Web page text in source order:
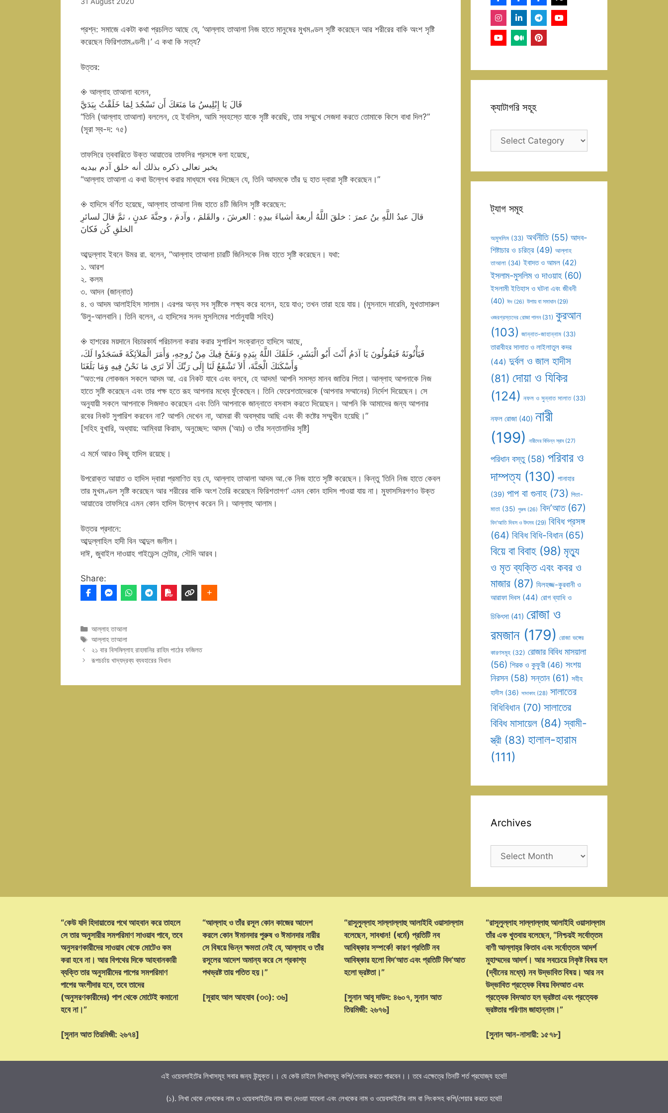
প্রশ্ন: সমাজে একটা কথা প্রচলিত আছে যে, ‘আল্লাহ তাআলা নিজ হাতে মানুষের মুখমণ্ডল সৃষ্টি করেছেন আর শরীরের বাকি অংশ সৃষ্টি
করেছেন ফিরিশতামণ্ডলী।’ এ কথা কি সত্য?
উত্তর:
◈ আল্লাহ তাআলা বলেন,
قَالَ يَا إِبْلِيسُ مَا مَنَعَكَ أَن تَسْجُدَ لِمَا خَلَقْتُ بِيَدَيَّ
“তিনি (আল্লাহ তাআলা) বললেন, হে ইবলিস, আমি স্বহস্তে যাকে সৃষ্টি করেছি, তার সম্মুখে সেজদা করতে তোমাকে কিসে বাধা দিল?”
(সূরা স্ব-দ: ৭৫)
তাফসিরে ত্ববারিতে উক্ত আয়াতের তাফসির প্রসঙ্গে বলা হয়েছে,
يخبر تعالى ذكره بذلك أنه خلق آدم بيديه
“আল্লাহ তাআলা এ কথা উল্লেখ করার মাধ্যমে খবর দিচ্ছেন যে, তিনি আদমকে তাঁর দু হাত দ্বারা সৃষ্টি করেছেন।”
◈ হাদিসে বর্ণিত হয়েছে, আল্লাহ তাআলা নিজ হাতে ৪টি জিনিস সৃষ্টি করেছেন:
قالَ عبدُ اللَّهِ بنُ عمرَ : خلقَ اللَّهُ أربعةَ أشياءَ بيدِهِ : العرشَ ، والقَلمَ ، وآدمَ ، وجنَّةَ عدنٍ ، ثمَّ قالَ لسائرِ
الخلقِ كُن فَكانَ
আব্দুল্লাহ ইবনে উমর রা. বলেন, “আল্লাহ তাআলা চারটি জিনিসকে নিজ হাতে সৃষ্টি করেছেন। যথা:
১. আরশ
২. কলম
৩. আদন (জান্নাত)
৪. ও আদম আলাইহিস সালাম। এরপর অন্য সব সৃষ্টিকে লক্ষ্য করে বলেন, হয়ে যাও; তখন তারা হয়ে যায়। (মুসনাদে দারেমি, মুখতাসারুল
‘উলু-আলবানি। তিনি বলেন, এ হাদিসের সনদ মুসলিমের শর্তানুযায়ী সহিহ)
◈ হাশরের ময়দানে বিচারকার্য পরিচালনা করার করার সুপারিশ সংক্রান্ত হাদিসে আছে,
فَيَأْتُونَهُ فَيَقُولُونَ يَا آدَمُ أَنْتَ أَبُو الْبَشَرِ، خَلَقَكَ اللَّهُ بِيَدِهِ وَنَفَخَ فِيكَ مِنْ رُوحِهِ، وَأَمَرَ الْمَلاَئِكَةَ فَسَجَدُوا لَكَ،
وَأَسْكَنَكَ الْجَنَّةَ، أَلاَ تَشْفَعُ لَنَا إِلَى رَبِّكَ أَلاَ تَرَى مَا نَحْنُ فِيهِ وَمَا بَلَغَنَا
“অত:পর লোকজন সকলে আদম আ. এর নিকট যাবে এবং বলবে, হে আদম! আপনি সমস্ত মানব জাতির পিতা। আল্লাহ আপনাকে নিজ
হাতে সৃষ্টি করেছেন এবং তার পক্ষ হতে রূহ আপনার মধ্যে ফুঁকেছেন। তিনি ফেরেশতাদেরকে (আপনার সম্মানের) নির্দেশ দিয়েছেন। সে
অনুযায়ী সকলে আপনাকে সিজদাও করেছেন এবং তিনি আপনাকে জান্নাতে বসবাস করতে দিয়েছেন। আপনি কি আমাদের জন্য আপনার
রবের নিকট সুপারিশ করবেন না? আপনি দেখেন না, আমরা কী অবস্থায় আছি এবং কী কষ্টের সম্মুখীন হয়েছি।”
[সহিহ বুখারি, অধ্যায়: আম্বিয়া কিরাম, অনুচ্ছেদ: ‎আদম (‘আঃ) ও তাঁর সন্তানাদির সৃষ্টি]
এ মর্মে আরও কিছু হাদিস রয়েছে।
উপরোক্ত আয়াত ও হাদিস দ্বারা প্রমাণিত হয় যে, আল্লাহ তাআলা আদম আ.কে নিজ হাতে সৃষ্টি করেছেন। কিন্তু ‘তিনি নিজ হাতে কেবল
তার মুখমণ্ডল সৃষ্টি করেছেন আর শরীরের বাকি অংশ তৈরি করেছেন ফিরিশতাগণ’ এমন কোন হাদিস পাওয়া যায় না। মুফাসসিরগণও উক্ত
আয়াতের তাফসিরে এমন কোন হাদিস উল্লেখ করেন নি। আল্লাহু আলাম।
উত্তর প্রদানে:
আব্দুল্লাহিল হাদী বিন আব্দুল জলীল।
দাঈ, জুবাইল দাওয়াহ গাইডেন্স সেন্টার, সৌদি আরব।
Share:
Categories
আল্লাহ তাআলা
Tags
আল্লাহ তাআলা
২১ বার বিসমিল্লাহ রাহমানির রাহিম পাঠের ফজিলত
রূপচর্চায় খাদ্যদ্রব্য ব্যবহারের বিধান
ক্যাটাগরি সহূহ
ক্যাটাগরি
ট্যাগ সমূহ
অমুসলিম (33) অর্থনীতি(55) আদব-
শিষ্টাচার ও চরিত্র(49) আল্লাহ
তাআলা (34) ইবাদত ও আমল (42)
ইসলাম-মুসলিম ও দাওয়াহ(60)
ইসলামী ইতিহাস ও ঘটনা এবং জীবনী
(40) ঈদ (26) উপায় বা সমাধান(29)
ওজরগ্রস্তদের রোজা পালন(31) কুরআন
(103) জান্নাত-জাহান্নাম (33)
তারাবীহর সালাত ও লাইলাতুল কদর
(44) দুর্বল ও জাল হাদীস
(81) দোয়া ও যিকির
(124) নফল ও সুন্নাত সালাত(33)
নফল রোজা (40) নারী
(199) নারীদের বিভিন্ন স্রাব(27)
পরিধান বস্তু(58) পরিবার ও
দাম্পত্য (130) পানাহার
(39) পাপ বা গুনাহ(73) পিতা-
মাতা (35) পুরুষ (26) বিদ’আত(67)
বিদ’আতি দিবস ও উৎসব (29) বিবিধ প্রসঙ্গ
(64) বিবিধ বিধি-বিধান(65)
বিয়ে বা বিবাহ (98) মৃত্যু
ও মৃত ব্যক্তি এবং কবর ও
মাজার (87) যিলহজ্জ-কুরবানী ও
আরাফা দিবস (44) রোগ ব্যাধি ও
চিকিৎসা (41) রোজা ও
রমজান(179) রোজা ভঙ্গের
কারণসমূহ (32) রোজার বিবিধ মাসয়ালা
(56) শিরক ও কুফুরী (46) সংশয়
নিরসন (58) সন্তান (61) সহীহ
হাদীস (36) সাদাকাহ (28) সালাতের
বিধিবিধান (70) সালাতের
বিবিধ মাসায়েল (84) স্বামী-
স্ত্রী (83) হালাল-হারাম
(111)
Archives
Archives
“কেউ যদি হিদায়াতের পথে আহবান করে তাহলে
সে তার অনুসারীর সমপরিমাণ সাওয়াব পাবে, তবে
অনুসরণকারীদের সাওয়াব থেকে মোটেও কম
করা হবে না। আর বিপথের দিকে আহবানকারী
ব্যক্তি তার অনুসারীদের পাপের সমপরিমাণ
পাপের অংশীদার হবে, তবে তাদের
(অনুসরণকারীদের) পাপ থেকে মোটেই কমানো
হবে না।”
[সুনান আত তিরমিজী: ২৬৭৪]
“আল্লাহ ও তাঁর রসূল কোন কাজের আদেশ
করলে কোন ঈমানদার পুরুষ ও ঈমানদার নারীর
সে বিষয়ে ভিন্ন ক্ষমতা নেই যে, আল্লাহ ও তাঁর
রসূলের আদেশ অমান্য করে সে প্রকাশ্য
পথভ্রষ্ট তায় পতিত হয়।”
[সূরাহ আল আহযাব (৩৩): ৩৬]
“রাসূলুল্লাহ সাল্লাল্লাহু আলাইহি ওয়াসাল্লাম
বলেছেন, সাবধান! (ধর্মে) প্রতিটি নব
আবিষ্কার সম্পর্কে! কারণ প্রতিটি নব
আবিষ্কার হলো বিদ‘আত এবং প্রতিটি বিদ‘আত
হলো ভ্রষ্টতা।”
[সুনান আবূ দাউদ: ৪৬০৭, সুনান আত
তিরমিজী: ২৬৭৬]
“রাসূলুল্লাহ সাল্লাল্লাহু আলাইহি ওয়াসাল্লাম
তাঁর এক খুতবায় বলেছেন, “নিশ্চয়ই সর্বোত্তম
বাণী আল্লাহ্‌র কিতাব এবং সর্বোত্তম আদর্শ
মুহাম্মদের আদর্শ। আর সবচেয়ে নিকৃষ্ট বিষয় হল
(দ্বীনের মধ্যে) নব উদ্ভাবিত বিষয়। আর নব
উদ্ভাবিত প্রত্যেক বিষয় বিদআত এবং
প্রত্যেক বিদআত হল ভ্রষ্টতা এবং প্রত্যেক
ভ্রষ্টতার পরিণাম জাহান্নাম।”
[সুনান আন-নাসায়ী: ১৫৭৮]
এই ওয়েবসাইটের লিখাসমূহ সবার জন্য উন্মুক্ত।। যে কেউ চাইলে লিখাসমূহ কপি/শেয়ার করতে পারবেন।। তবে এক্ষেত্রে তিনটি শর্ত প্রযোজ্য হবে!!
(১). লিখা থেকে লেখকের নাম ও ওয়েবসাইটের নাম বাদ দেওয়া যাবেনা এবং লেখকের নাম ও ওয়েবসাইটের নাম বা লিংকসহ কপি/শেয়ার করতে হবে!!